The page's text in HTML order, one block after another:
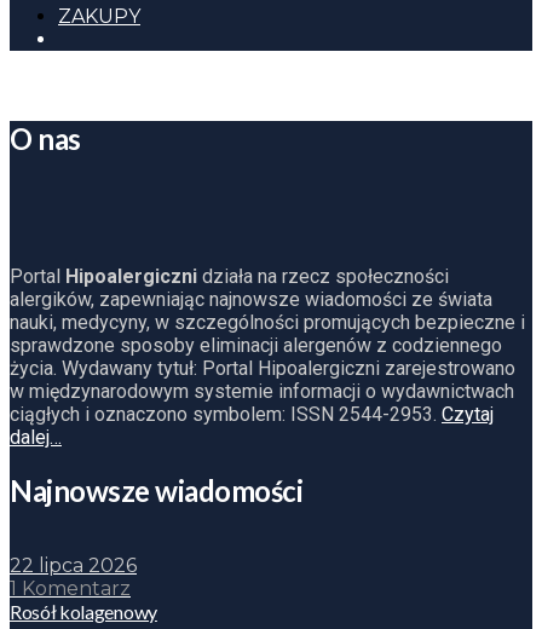
ZAKUPY
O nas
Portal Hipoalergiczni działa na rzecz społeczności
alergików, zapewniając najnowsze wiadomości ze świata
nauki, medycyny, w szczególności promujących bezpieczne i
sprawdzone sposoby eliminacji alergenów z codziennego
życia. Wydawany tytuł: Portal Hipoalergiczni zarejestrowano
w międzynarodowym systemie informacji o wydawnictwach
ciągłych i oznaczono symbolem: ISSN 2544-2953. Czytaj
dalej…
Najnowsze wiadomości
22 lipca 2026
1 Komentarz
Rosół kolagenowy